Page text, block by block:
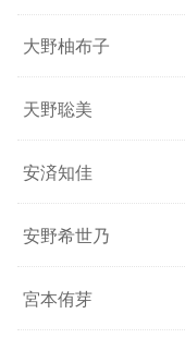
大野柚布子
天野聡美
安済知佳
安野希世乃
宮本侑芽